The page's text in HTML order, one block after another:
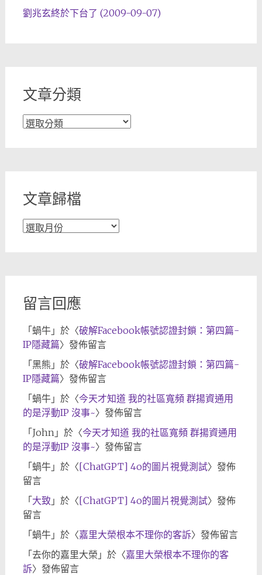
劉兆玄終於下台了 (2009-09-07)
文章分類
文
文章歸檔
文
留言回應
「 蝸牛」於〈破解Facebook帳號認證封鎖：第四篇-
IP隱藏篇〉發佈留言
「 黑熊 」於〈破解Facebook帳號認證封鎖：第四篇-
IP隱藏篇〉發佈留言
「 蝸牛」於〈今天才知道 我的社區寬頻 群揚資通用
的是浮動IP 沒事~〉發佈留言
「 John」於〈今天才知道 我的社區寬頻 群揚資通用
的是浮動IP 沒事~〉發佈留言
「 蝸牛」於〈[ChatGPT] 4o的圖片視覺測試〉發佈
留言
「 大致 」於〈[ChatGPT] 4o的圖片視覺測試〉發佈
留言
「 蝸牛」於〈嘉里大榮根本不理你的客訴〉發佈留言
「 去你的嘉里大榮 」於〈嘉里大榮根本不理你的客
訴〉發佈留言